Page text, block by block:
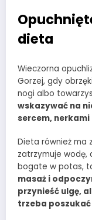
dieta
Wieczorna
Gorzej, gdy
nogi albo
wskazywać na
sercem,
Dieta również ma
zatrzymuje
bogate w potas,
masaż i
przynieść ulgę,
trzeba poszukać